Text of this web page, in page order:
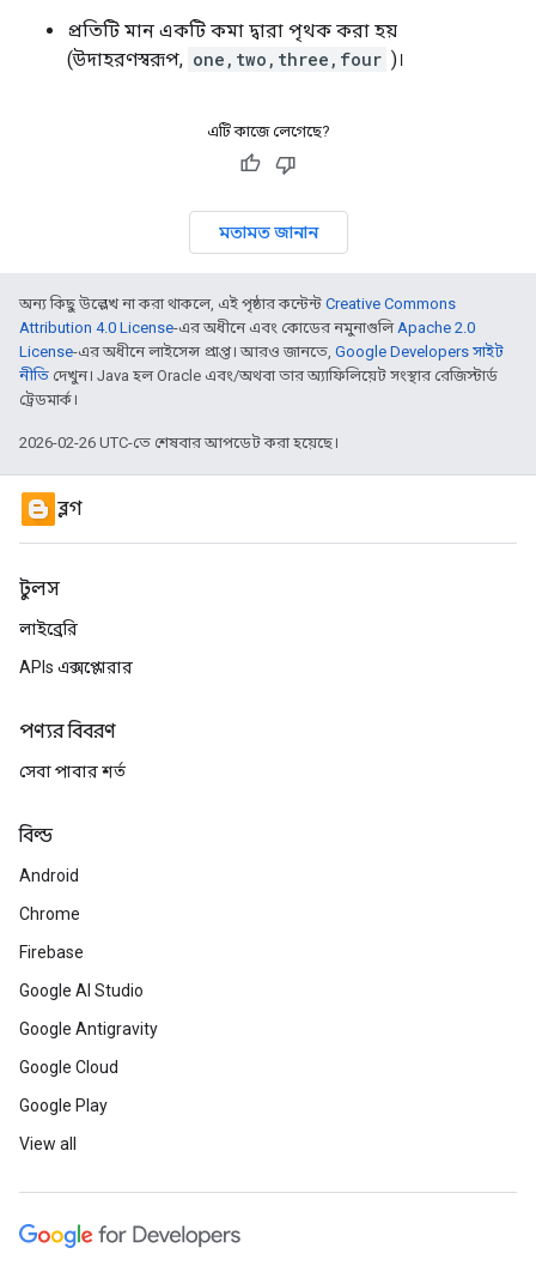
প্রতিটি মান একটি কমা দ্বারা পৃথক করা হয়
(উদাহরণস্বরূপ, one,two,three,four )।
এটি কাজে লেগেছে?
মতামত জানান
অন্য কিছু উল্লেখ না করা থাকলে, এই পৃষ্ঠার কন্টেন্ট Creative Commons
Attribution 4.0 License-এর অধীনে এবং কোডের নমুনাগুলিApache 2.0
License-এর অধীনে লাইসেন্স প্রাপ্ত। আরও জানতে, Google Developers সাইট
নীতি দেখুন। Java হল Oracle এবং/অথবা তার অ্যাফিলিয়েট সংস্থার রেজিস্টার্ড
ট্রেডমার্ক।
2026-02-26 UTC-তে শেষবার আপডেট করা হয়েছে।
ব্লগ
টুলস
লাইব্রেরি
APIs এক্সপ্লোরার
পণ্যর বিবরণ
সেবা পাবার শর্ত
বিল্ড
Android
Chrome
Firebase
Google AI Studio
Google Antigravity
Google Cloud
Google Play
View all